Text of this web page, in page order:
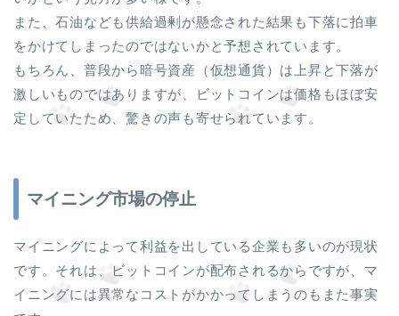
また、石油なども供給過剰が懸念された結果も下落に拍車
をかけてしまったのではないかと予想されています。
もちろん、普段から暗号資産（仮想通貨）は上昇と下落が
激しいものではありますが、ビットコインは価格もほぼ安
定していたため、驚きの声も寄せられています。
マイニング市場の停止
マイニングによって利益を出している企業も多いのが現状
です。それは、ビットコインが配布されるからですが、マ
イニングには異常なコストがかかってしまうのもまた事実